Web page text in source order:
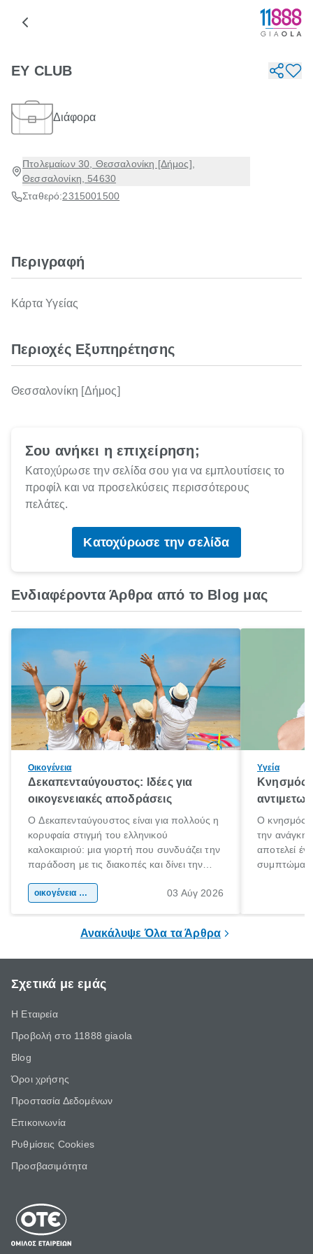
EY CLUB
Διάφορα
Πτολεμαίων 30, Θεσσαλονίκη [Δήμος],
Θεσσαλονίκη, 54630
Σταθερό:2315001500
Περιγραφή
Κάρτα Υγείας
Περιοχές Εξυπηρέτησης
Θεσσαλονίκη [Δήμος]
Σου ανήκει η επιχείρηση;
Κατοχύρωσε την σελίδα σου για να εμπλουτίσεις το
προφίλ και να προσελκύσεις περισσότερους
πελάτες.
Κατοχύρωσε την σελίδα
Ενδιαφέροντα Άρθρα από το Blog μας
Οικογένεια
Δεκαπενταύγουστος: Ιδέες για
οικογενειακές αποδράσεις
Ο Δεκαπενταύγουστος είναι για πολλούς η
κορυφαία στιγμή του ελληνικού
καλοκαιριού: μια γιορτή που συνδυάζει την
παράδοση με τις διακοπές και δίνει την
χώρας. Είτε πρόκειται για λίγες μέρες
οικογένεια & παιδί 03 Αύγ 2026
Υγεία
Κνησμός:
Ο κνησμός
την ανάγκη
αποτελεί
Ανακάλυψε Όλα τα Άρθρα
Σχετικά με εμάς
Η Εταιρεία
Προβολή στο 11888 giaola
Blog
Όροι χρήσης
Προστασία Δεδομένων
Επικοινωνία
Ρυθμίσεις Cookies
Προσβασιμότητα